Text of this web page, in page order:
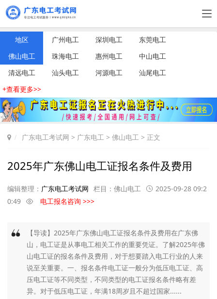
地区 广州电工 深圳电工
东莞电工
佛山电工
珠海电工 惠州电工
中山电工
清远电工
汕头电工 河源电工
汕尾电工
+查看更多>>
广东电工考试网 > 广东电工 > 佛山电工 > 正文
2025年广东佛山电工证报名条件及费用
编辑整理： 广东电工考试网 栏目： 佛山电工
2025-09-28 09:2
0:49
电工报名咨询 >>>
【导读】2025年广东佛山电工证报名条件及费用在广东佛
山，电工证是从事电工相关工作的重要凭证。了解2025年佛
山电工证的报名条件及费用，对于想要踏入电工行业的人来
说至关重要。一、报名条件电工证一般分为低压电工证、高
压电工证等不同类型，不同类型的电工证报名条件略有差
异。对于低压电工证，年满18周岁且不超过国家......